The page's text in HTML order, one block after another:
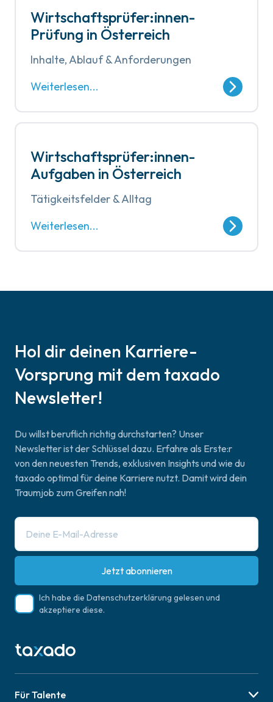
Wirtschaftsprüfer:innen-
Prüfung in Österreich
Inhalte, Ablauf & Anforderungen
Weiterlesen...
Wirtschaftsprüfer:innen-
Aufgaben in Österreich
Tätigkeitsfelder & Alltag
Weiterlesen...
Hol dir deinen Karriere-
Vorsprung mit dem taxado
Newsletter!
Du willst beruflich richtig durchstarten? Unser
Newsletter ist der Schlüssel dazu. Erfahre als Erste:r
von den neuesten Trends, exklusiven Insights und wie du
taxado optimal für deine Karriere nutzt. Damit wird dein
Traumjob zum Greifen nah!
Jetzt abonnieren
Ich habe die Datenschutzerklärung gelesen und
akzeptiere diese.
Für Talente